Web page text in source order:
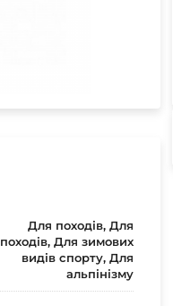
Для походів, Для
походів, Для зимових
видів спорту, Для
альпінізму